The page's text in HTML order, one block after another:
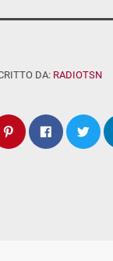
DA: RADIOTSN